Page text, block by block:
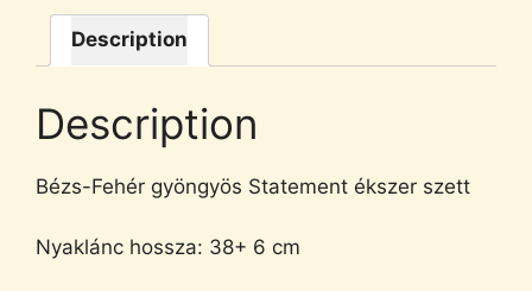
Description
Description
Bézs-Fehér gyöngyös Statement ékszer szett
Nyaklánc hossza: 38+ 6 cm